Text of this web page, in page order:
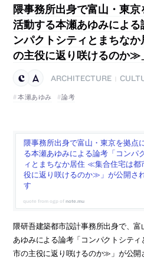
隈事務所出身で富山・東京
活動する本瀬あゆみによる
ンパクトシティとまちな
の主役に返り咲けるのか≫
ARCHITECTURE
本瀬あゆみ
論考
隈事務所出身で富山・東京を拠点
る本瀬あゆみによる論考「コンパ
ィとまちなか居住 ≪集合住宅は都
役に返り咲けるのか≫」が公開さ
す
note.mu
隈研吾建築都市設計事務所出身で、
あゆみによる論考「コンパクトシテ
市の主役に返り咲けるのか≫」が公開